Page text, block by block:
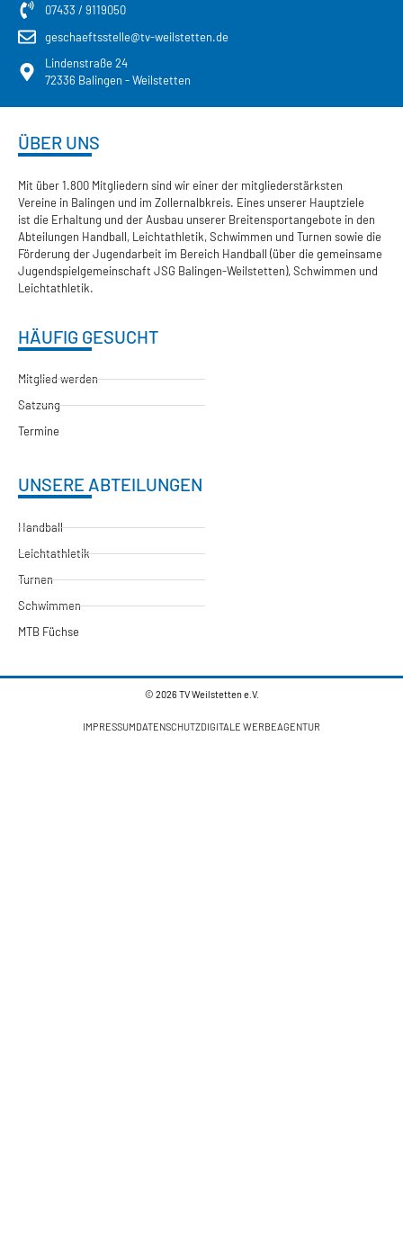
07433 / 9119050
geschaeftsstelle@tv-weilstetten.de
Lindenstraße 24
72336 Balingen - Weilstetten
ÜBER UNS
Mit über 1.800 Mitgliedern sind wir einer der mitgliederstärksten
Vereine in Balingen und im Zollernalbkreis. Eines unserer Hauptziele
ist die Erhaltung und der Ausbau unserer Breitensportangebote in den
Abteilungen Handball, Leichtathletik, Schwimmen und Turnen sowie die
Förderung der Jugendarbeit im Bereich Handball (über die gemeinsame
Jugendspielgemeinschaft JSG Balingen-Weilstetten), Schwimmen und
Leichtathletik.
HÄUFIG GESUCHT
Mitglied werden
Satzung
Termine
UNSERE ABTEILUNGEN
Handball
Leichtathletik
Turnen
Schwimmen
MTB Füchse
© 2026 TV Weilstetten e.V.
IMPRESSUMDATENSCHUTZDIGITALE WERBEAGENTUR